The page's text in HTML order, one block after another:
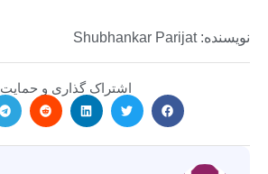
نویسنده: Shubhankar Parijat
اشتراک گذاری و حمایت